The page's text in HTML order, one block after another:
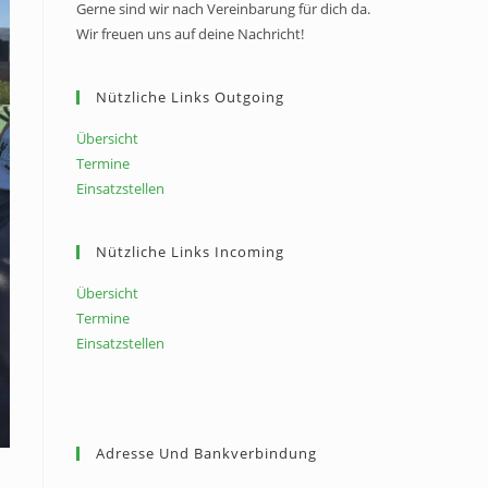
Gerne sind wir nach Vereinbarung für dich da.
Wir freuen uns auf deine Nachricht!
Nützliche Links Outgoing
Übersicht
Termine
Einsatzstellen
Nützliche Links Incoming
Übersicht
Termine
Einsatzstellen
Adresse Und Bankverbindung